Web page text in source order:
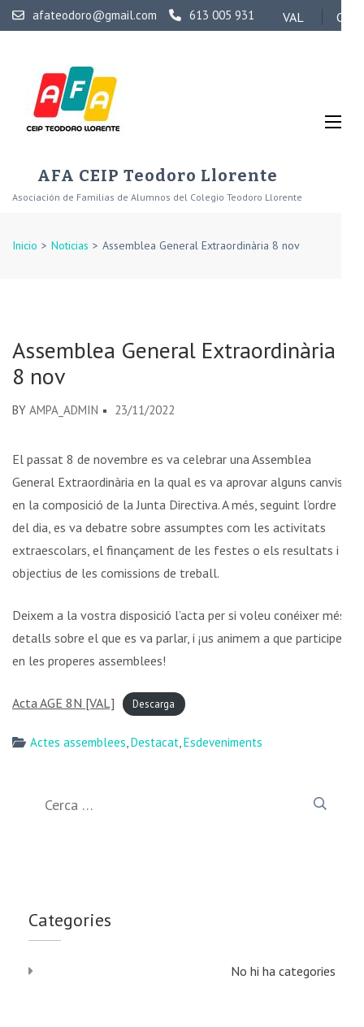
Skip
to
afateodoro@gmail.com 613 005 931
AFA CEIP Teodoro Llorente
Asociación de Familias de Alumnos del Colegio Teodoro Llorente
Inicio > Noticias > Assemblea General Extraordinària 8 nov
Assemblea General Extraordinària
8 nov
BY AMPA_ADMIN 23/11/2022
El passat 8 de novembre es va celebrar una Assemblea
General Extraordinària en la qual es va aprovar alguns canvis
en la composició de la Junta Directiva. A més, seguint l’ordre
del dia, es va debatre sobre assumptes com les activitats
extraescolars, el finançament de les festes o els resultats i
objectius de les comissions de treball.
Deixem a la vostra disposició l’acta per si voleu conéixer més
detalls sobre el que es va parlar, i ¡us animem a que participeu
en les properes assemblees!
Acta AGE 8N [VAL] Descarga
Actes assemblees,Destacat,Esdeveniments
Categories
No hi ha categories
VAL CAS